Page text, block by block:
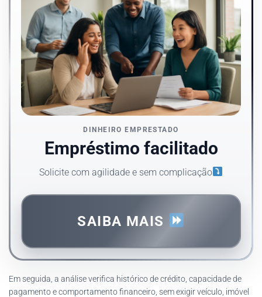
DINHEIRO EMPRESTADO
Empréstimo facilitado
Solicite com agilidade e sem complicação
SAIBA MAIS
Em seguida, a análise verifica histórico de crédito, capacidade de
pagamento e comportamento financeiro, sem exigir veículo, imóvel